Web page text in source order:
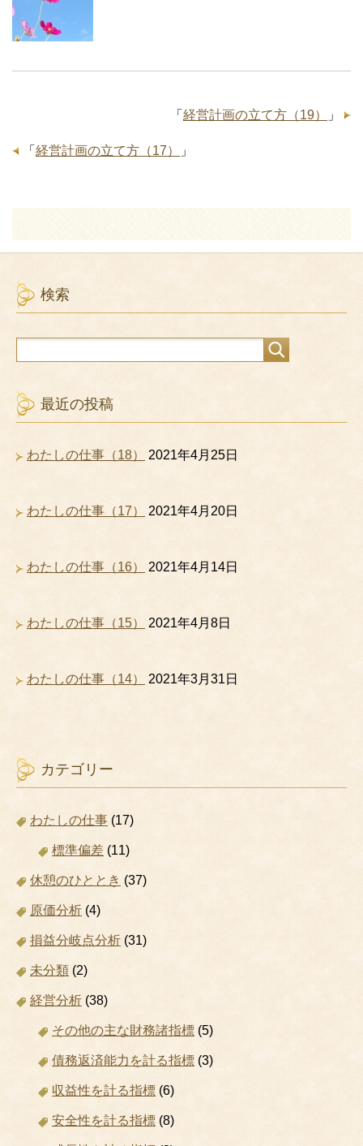
「 経営計画の立て方（19） 」
「 経営計画の立て方（17） 」
検索
最近の投稿
わたしの仕事（18） 2021年4月25日
わたしの仕事（17） 2021年4月20日
わたしの仕事（16） 2021年4月14日
わたしの仕事（15） 2021年4月8日
わたしの仕事（14） 2021年3月31日
カテゴリー
わたしの仕事 (17)
標準偏差 (11)
休憩のひととき (37)
原価分析 (4)
損益分岐点分析 (31)
未分類 (2)
経営分析 (38)
その他の主な財務諸指標 (5)
債務返済能力を計る指標 (3)
収益性を計る指標 (6)
安全性を計る指標 (8)